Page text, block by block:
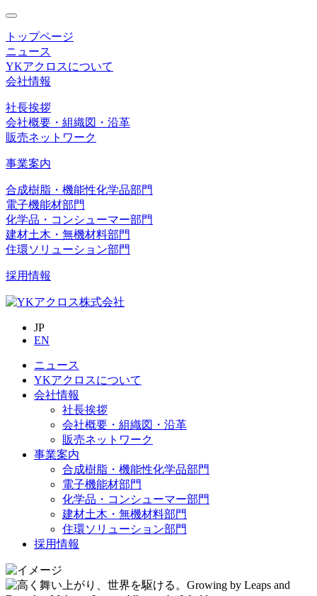
toggle
navigation
トップページ
ニュース
YKアクロスについて
会社情報
社長挨拶
会社概要・組織図・沿革
販売ネットワーク
事業案内
合成樹脂・機能性化学品部門
電子機能材部門
化学品・コンシューマー部門
建材土木・無機材料部門
住環ソリューション部門
採用情報
JP
EN
ニュース
YKアクロスについて
会社情報
社長挨拶
会社概要・組織図・沿革
販売ネットワーク
事業案内
合成樹脂・機能性化学品部門
電子機能材部門
化学品・コンシューマー部門
建材土木・無機材料部門
住環ソリューション部門
採用情報